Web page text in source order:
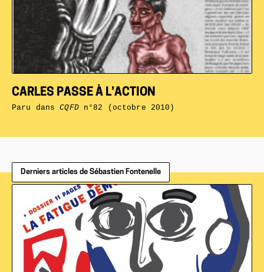
CARLES PASSE À L’ACTION
Paru dansCQFDn°82 (octobre 2010)
Derniers articles de Sébastien Fontenelle